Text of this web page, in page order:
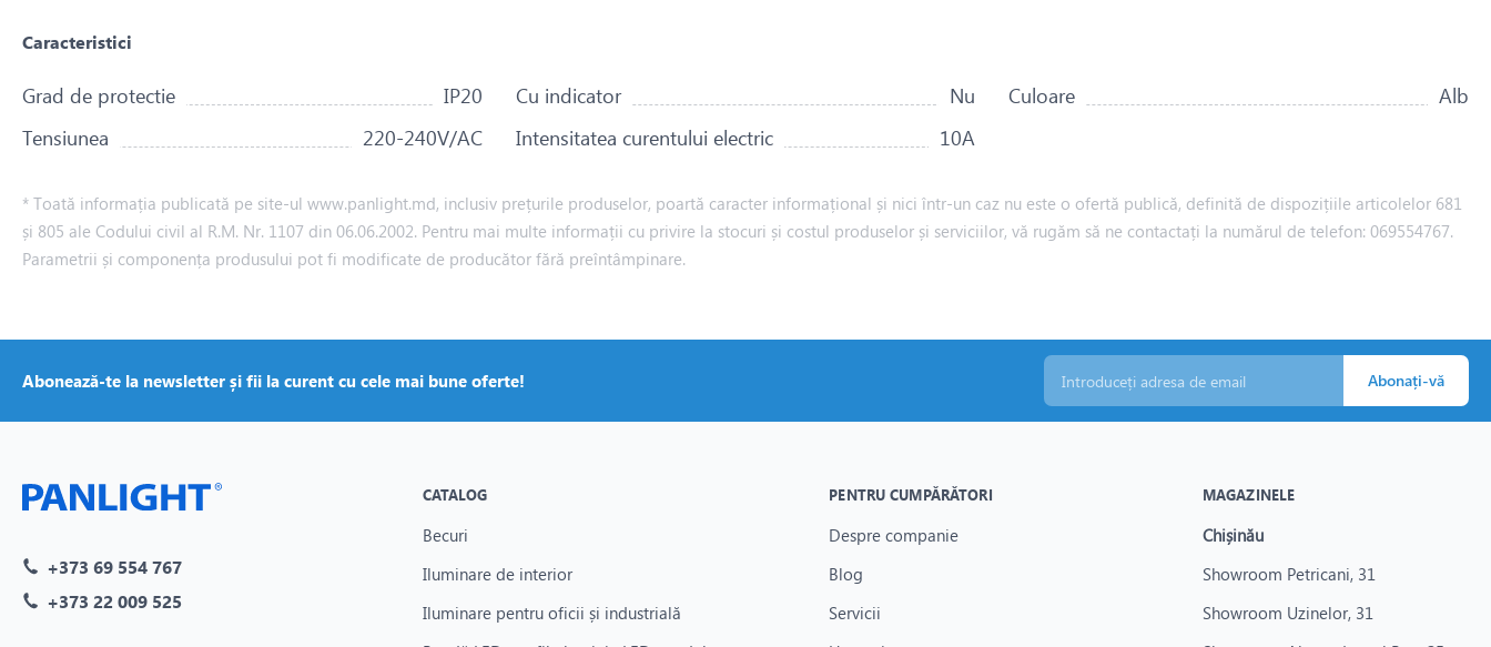
Caracteristici
Grad de protectie IP20 Сu indicator Nu Culoare
Alb
Tensiunea
220-240V/AC Intensitatea curentului electric 10A
* Toată informația publicată pe site-ul www.panlight.md, inclusiv prețurile produselor, poartă caracter informațional și nici într-un caz nu este o ofertă publică, definită de dispozițiile articolelor 681
și 805 ale Codului civil al R.M. Nr. 1107 din 06.06.2002. Pentru mai multe informații cu privire la stocuri și costul produselor și serviciilor, vă rugăm să ne contactați la numărul de telefon: 069554767.
Parametrii și componența produsului pot fi modificate de producător fără preîntâmpinare.
Abonează-te la newsletter și fii la curent cu cele mai bune oferte! Abonați-vă
+373 69 554 767
+373 22 009 525
CATALOG
Becuri
Iluminare de interior
Iluminare pentru oficii și industrială
PENTRU CUMPĂRĂTORI
Despre companie
Blog
Servicii
MAGAZINELE
Chișinău
Showroom Petricani, 31
Showroom Uzinelor, 31